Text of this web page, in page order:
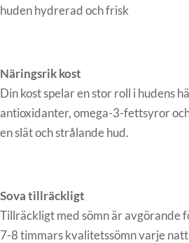
huden hydrerad och frisk
Näringsrik kost
Din kost spelar en stor roll i hudens
antioxidanter, omega-3-fettsyror
en slät och strålande hud.
Sova tillräckligt
Tillräckligt med sömn är avgörande
7-8 timmars kvalitetssömn varje